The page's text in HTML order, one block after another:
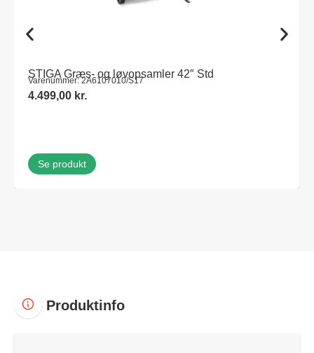
STIGA Græs- og løvopsamler 42″ Std
Varenummer: 2A6107010/S17
4.499,00 kr.
Se produkt
Produktinfo